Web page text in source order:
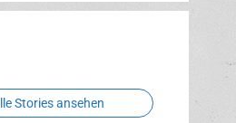
Verbotene
Stories ansehen